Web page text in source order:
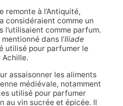
remonte à l’Antiquité,
considéraient comme un
l’utilisaient comme parfum.
dans l’Iliade
utilisé pour parfumer le
Achille.
assaisonner les aliments
médiévale, notamment
utilisé pour parfumer
au vin sucrée et épicée. Il